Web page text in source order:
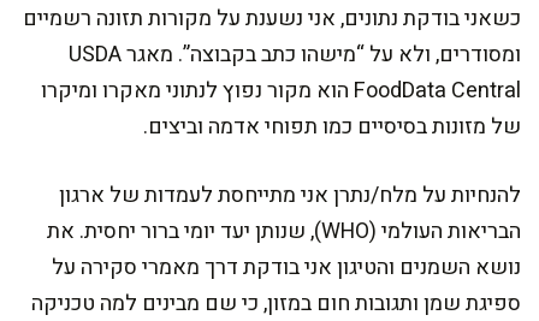
כשאני בודקת נתונים, אני נשענת על מקורות תזונה רשמיים
ומסודרים, ולא על “מישהו כתב בקבוצה”. מאגר USDA
FoodData Central הוא מקור נפוץ לנתוני מאקרו ומיקרו
של מזונות בסיסיים כמו תפוחי אדמה וביצים.
להנחיות על מלח/נתרן אני מתייחסת לעמדות של ארגון
הבריאות העולמי (WHO), שנותן יעד יומי ברור יחסית. את
נושא השמנים והטיגון אני בודקת דרך מאמרי סקירה על
ספיגת שמן ותגובות חום במזון, כי שם מבינים למה טכניקה